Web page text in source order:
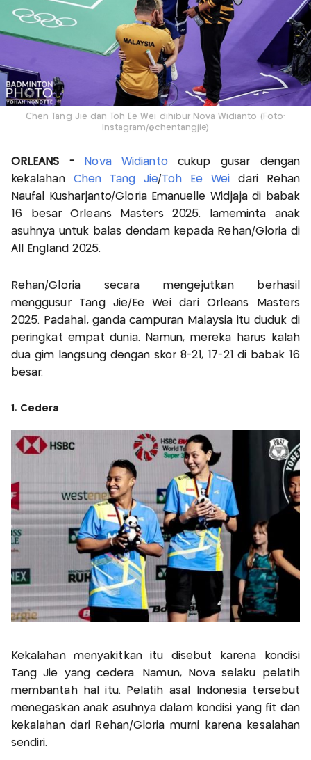
Chen Tang Jie dan Toh Ee Wei dihibur Nova Widianto (Foto:
Instagram/@chentangjie)
ORLEANS - Nova Widiantocukup gusar dengan
kekalahan Chen Tang Jie/Toh Ee Weidari Rehan
Naufal Kusharjanto/Gloria Emanuelle Widjaja di babak
16 besar Orleans Masters 2025. Iameminta anak
asuhnya untuk balas dendam kepada Rehan/Gloria di
All England 2025.
Rehan/Gloria secara mengejutkan berhasil
menggusur Tang Jie/Ee Wei dari Orleans Masters
2025. Padahal, ganda campuran Malaysia itu duduk di
peringkat empat dunia. Namun, mereka harus kalah
dua gim langsung dengan skor 8-21, 17-21 di babak 16
besar.
1. Cedera
Kekalahan menyakitkan itu disebut karena kondisi
Tang Jie yang cedera. Namun, Nova selaku pelatih
membantah hal itu. Pelatih asal Indonesia tersebut
menegaskan anak asuhnya dalam kondisi yang fit dan
kekalahan dari Rehan/Gloria murni karena kesalahan
sendiri.